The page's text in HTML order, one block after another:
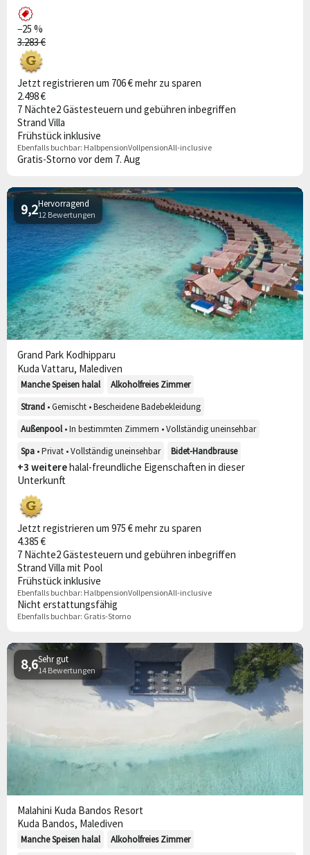
−25 %
3.283 €
Jetzt registrieren um 706 € mehr zu sparen
2.498 €
7 Nächte2 Gästesteuern und gebühren inbegriffen
Strand Villa
Frühstück inklusive
Ebenfalls buchbar: HalbpensionVollpensionAll-inclusive
Gratis-Storno vor dem 7. Aug
Hervorragend
12 Bewertungen
9,2
Grand Park Kodhipparu
Kuda Vattaru, Malediven
Manche Speisen halal
Alkoholfreies Zimmer
Strand • Gemischt • Bescheidene Badebekleidung
Außenpool• In bestimmten Zimmern • Vollständig uneinsehbar
Spa • Privat • Vollständig uneinsehbar Bidet-Handbrause
+3 weiterehalal-freundliche Eigenschaften in dieser
Unterkunft
Jetzt registrieren um 975 € mehr zu sparen
4.385 €
7 Nächte2 Gästesteuern und gebühren inbegriffen
Strand Villa mit Pool
Frühstück inklusive
Ebenfalls buchbar: HalbpensionVollpensionAll-inclusive
Nicht erstattungsfähig
Ebenfalls buchbar: Gratis-Storno
Sehr gut
14 Bewertungen
8,6
Malahini Kuda Bandos Resort
Kuda Bandos, Malediven
Manche Speisen halal
Alkoholfreies Zimmer